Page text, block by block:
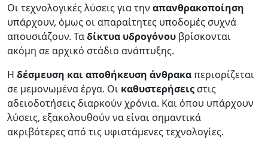
Οι τεχνολογικές λύσεις για την απανθρακοποίηση
υπάρχουν, όμως οι απαραίτητες υποδομές συχνά
απουσιάζουν. Ταδίκτυα υδρογόνου βρίσκονται
ακόμη σε αρχικό στάδιο ανάπτυξης.
Η δέσμευση και αποθήκευση άνθρακαπεριορίζεται
σε μεμονωμένα έργα. Οι καθυστερήσεις στις
αδειοδοτήσεις διαρκούν χρόνια. Και όπου υπάρχουν
λύσεις, εξακολουθούν να είναι σημαντικά
ακριβότερες από τις υφιστάμενες τεχνολογίες.